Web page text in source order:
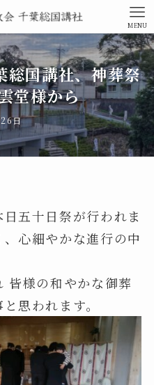
MENU
総国講社、神葬祭
堂様から
日
五十日祭が行われま
心細やかな進行の中
皆様の和やかな御葬
思われます。